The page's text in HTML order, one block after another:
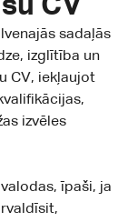
CV
sadaļās
izglītība un
CV, iekļaujot
izvēles
īpaši, ja